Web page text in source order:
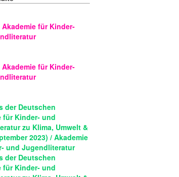
für Kinder-
für Kinder-
der Deutschen
für Kinder- und
zu Klima, Umwelt &
2023) / Akademie
und Jugendliteratur
der Deutschen
für Kinder- und